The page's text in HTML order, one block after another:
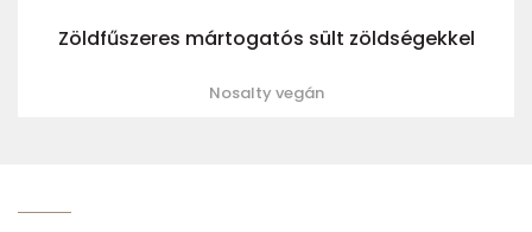
Zöldfűszeres mártogatós sült zöldségekkel
Nosalty vegán